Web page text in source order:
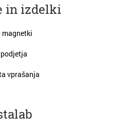
in izdelki
magnetki
vprašanja